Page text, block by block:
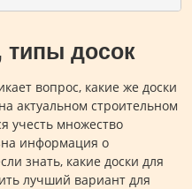
типы досок
вопрос, какие же доски
актуальном строительном
учесть множество
информация о
знать, какие доски для
лучший вариант для